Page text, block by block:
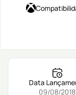
Data
09/08/2018